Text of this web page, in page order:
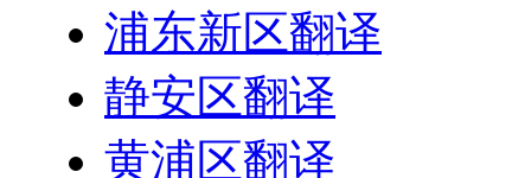
浦东新区翻译
静安区翻译
黄浦区翻译